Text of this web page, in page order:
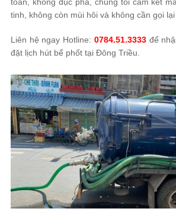
tinh, không còn mùi hôi và không cần gọi lại
Liên hệ ngay Hotline: 0784.51.3333để
đặt lịch hút bể phốt tại Đông Triều.